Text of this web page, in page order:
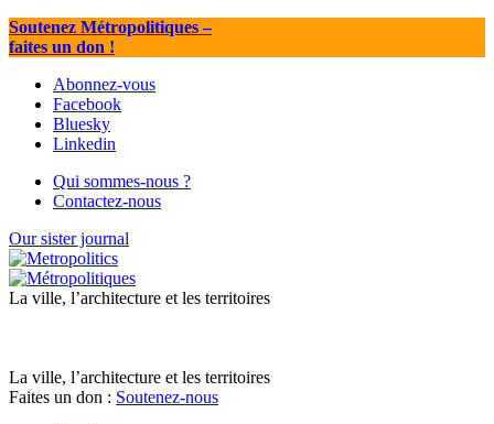
Soutenez Métropolitiques–
faites un don !
Abonnez-vous
Facebook
Bluesky
Linkedin
Qui sommes-nous ?
Contactez-nous
Our sister journal
La ville, l’architecture et les territoires
La ville, l’architecture et les territoires
Faites un don : Soutenez-nous